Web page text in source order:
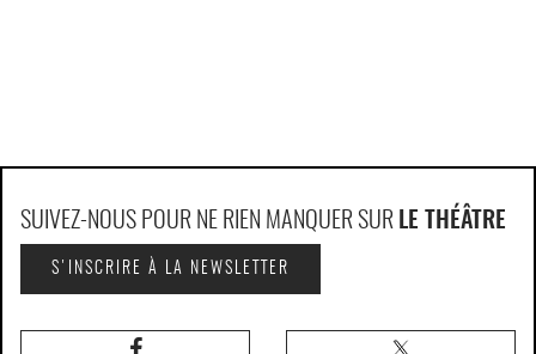
SUIVEZ-NOUS POUR NE RIEN MANQUER SUR LE THÉÂTRE
S'INSCRIRE À LA NEWSLETTER